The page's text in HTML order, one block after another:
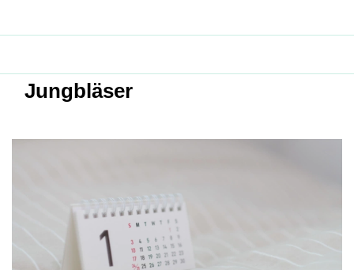
Jungbläser